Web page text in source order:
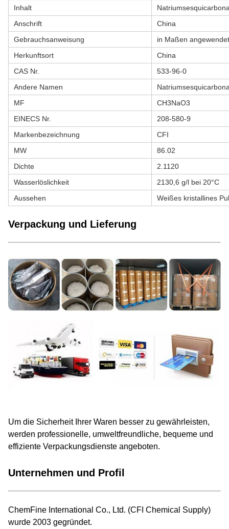
Inhalt
Anschrift
China
Gebrauchsanweisung
in Maßen angewendet
Herkunftsort
China
CAS Nr.
533-96-0
Andere Namen
MF
CH3NaO3
EINECS Nr.
208-580-9
Markenbezeichnung
CFI
MW
86.02
Dichte
2.1120
Wasserlöslichkeit
2130,6 g/l bei 20°C
Aussehen
Weißes kristallines
Verpackung und Lieferung
Um die Sicherheit Ihrer Waren besser zu gewährleisten,
werden professionelle, umweltfreundliche, bequeme und
effiziente Verpackungsdienste angeboten.
Unternehmen und Profil
ChemFine International Co., Ltd. (CFI Chemical Supply)
wurde 2003 gegründet.